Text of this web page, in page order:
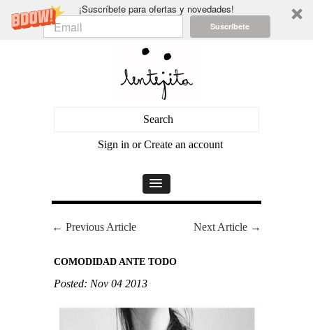
¡Suscríbete para ofertas y novedades!
Suscríbete
Sign in orCreate an account
← Previous Article Next Article →
COMODIDAD ANTE TODO
Posted: Nov 04 2013